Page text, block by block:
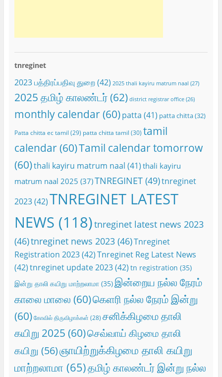
tnreginet
2023 பத்திரப்பதிவு துறை(42) 2025 thali kayiru matrum naal (27)
2025 தமிழ் காலண்டர்(62) district registrar office(26)
monthly calendar(60) patta (41) patta chitta(32)
Patta chitta ec tamil (29) patta chitta tamil (30) tamil
calendar(60)Tamil calendar tomorrow
(60)thali kayiru matrum naal (41) thali kayiru
matrum naal 2025 (37)TNREGINET(49)tnreginet
2023(42)TNREGINET LATEST
NEWS (118)tnreginet latest news 2023
(46)tnreginet news 2023(46)Tnreginet
Registration 2023(42)Tnreginet Reg Latest News
(42)tnreginet update 2023(42) tn registration (35)
இன்று தாலி கயிறு மாற்றலாமா(35)இன்றைய நல்ல நேரம்
காலை மாலை (60)கெளரி நல்ல நேரம் இன்று
(60) கோவில் திருவிழாக்கள் (28) சனிக்கிழமை தாலி
கயிறு 2025 (60)செவ்வாய் கிழமை தாலி
கயிறு (56)ஞாயிற்றுக்கிழமை தாலி கயிறு
மாற்றலாமா (65)தமிழ் காலண்டர் இன்று நல்ல